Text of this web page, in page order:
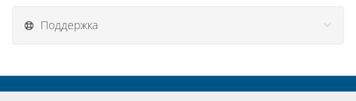
Поддержка